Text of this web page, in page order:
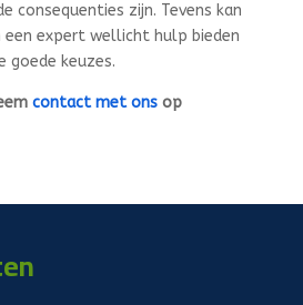
consequenties zijn. Tevens kan
een expert wellicht hulp bieden
goede keuzes.
contact met onsop